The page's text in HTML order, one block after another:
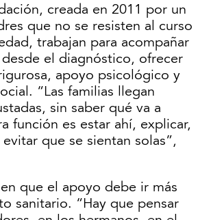
creada en 2011 por un
que no se resisten al curso
trabajan para acompañar
desde el diagnóstico, ofrecer
apoyo psicológico y
“Las familias llegan
sin saber qué va a
función es estar ahí, explicar,
que se sientan solas”,
que el apoyo debe ir más
sanitario. “Hay que pensar